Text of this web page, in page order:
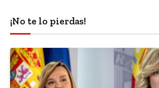
¡No te lo pierdas!